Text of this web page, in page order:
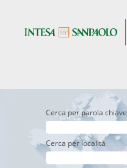
Cerca per parola chiave
Cerca per località